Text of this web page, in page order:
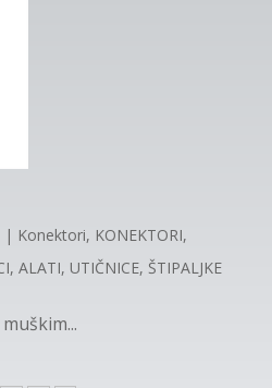
| Konektori, KONEKTORI,
ALATI, UTIČNICE, ŠTIPALJKE